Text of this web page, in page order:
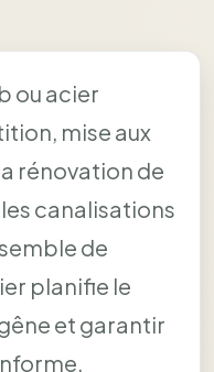
ou acier
mise aux
rénovation de
canalisations
de
planifie le
et garantir